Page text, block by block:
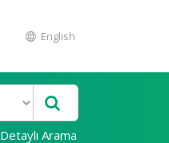
English
Detaylı Arama